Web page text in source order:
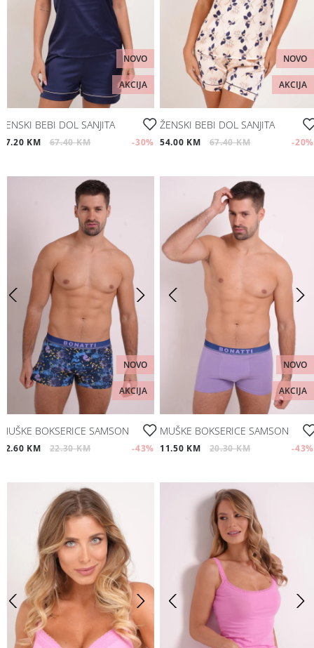
NOVO
AKCIJA
ŽENSKI BEBI DOL SANJITA
47.20 KM 67.40 KM -30%
NOVO
AKCIJA
ŽENSKI BEBI DOL SANJITA
54.00 KM 67.40 KM -20%
NOVO
AKCIJA
MUŠKE BOKSERICE SAMSON
12.60 KM 22.30 KM -43%
NOVO
AKCIJA
MUŠKE BOKSERICE SAMSON
11.50 KM 20.30 KM -43%